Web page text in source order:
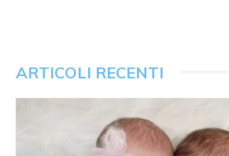
ARTICOLI RECENTI